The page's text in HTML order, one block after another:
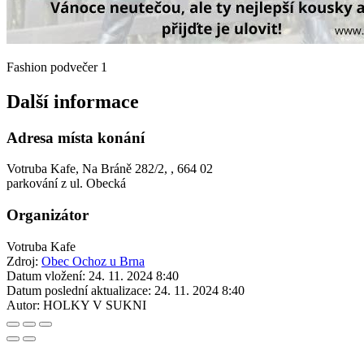
Fashion podvečer 1
Další informace
Adresa místa konání
Votruba Kafe, Na Bráně 282/2, , 664 02
parkování z ul. Obecká
Organizátor
Votruba Kafe
Zdroj: Obec Ochoz u Brna
Datum vložení: 24. 11. 2024 8:40
Datum poslední aktualizace: 24. 11. 2024 8:40
Autor: HOLKY V SUKNI